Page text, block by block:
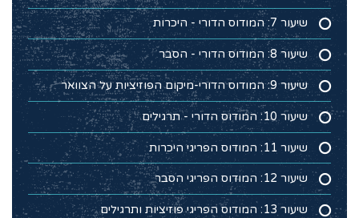
שיעור 7: המודוס הדורי - היכרות
שיעור 8: המודוס הדורי - הסבר
שיעור 9: המודוס הדורי-מיקום הפוזיציות על הצוואר
שיעור 10: המודוס הדורי - תרגילים
שיעור 11: המודוס הפריגי היכרות
שיעור 12: המודוס הפריגי הסבר
שיעור 13: המודוס הפריגי פוזיציות ותרגילים